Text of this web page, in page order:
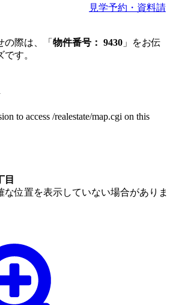
見学予約・資料請
際は、「 物件番号： 9430 」をお伝
す。
目
位置を表示していない場合がありま